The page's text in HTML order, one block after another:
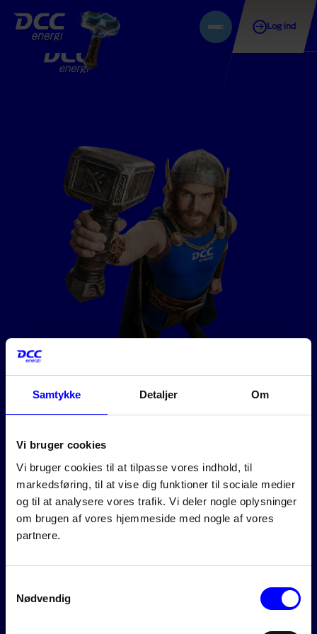
Samtykke Detaljer Om
Vi bruger cookies
Vi bruger cookies til at tilpasse vores indhold, til
markedsføring, til at vise dig funktioner til sociale medier
og til at analysere vores trafik. Vi deler nogle oplysninger
om brugen af vores hjemmeside med nogle af vores
partnere.
Nødvendig
Gå
indhold
Menu
Log ind
DCC Energi og fremtidens energi
Energimarkedet er midt i en omstilling mod nye mere
bæredygtige energiformer. Det er et vigtigt og
nødvendigt skifte.
Som et af landets største energiselskaber har vi en
mulighed og et ansvar for at tage del i omstillingen af
indfri vores egne og bidrage til Danmarks